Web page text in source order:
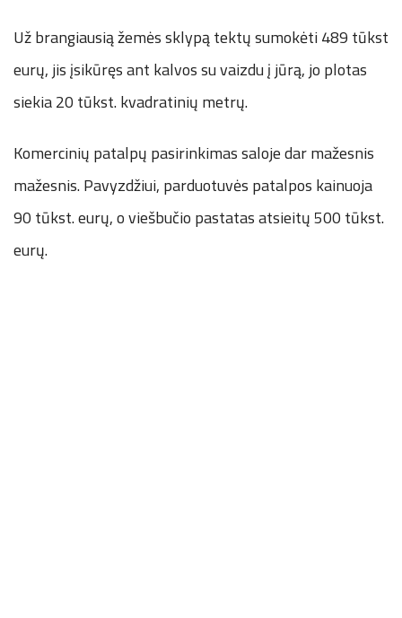
Už brangiausią žemės sklypą tektų sumokėti 489 tūkst
eurų, jis įsikūręs ant kalvos su vaizdu į jūrą, jo plotas
siekia 20 tūkst. kvadratinių metrų.
Komercinių patalpų pasirinkimas saloje dar mažesnis
mažesnis. Pavyzdžiui, parduotuvės patalpos kainuoja
90 tūkst. eurų, o viešbučio pastatas atsieitų 500 tūkst.
eurų.